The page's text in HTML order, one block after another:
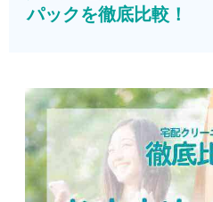
パックを徹底比較！